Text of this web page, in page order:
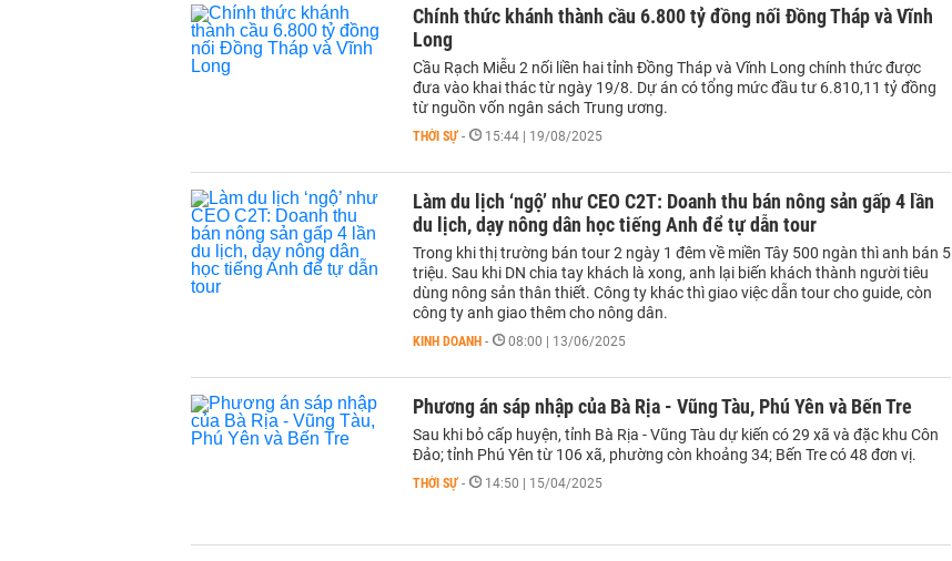
Chính thức khánh thành cầu 6.800 tỷ đồng nối Đồng Tháp và Vĩnh
Long
Cầu Rạch Miễu 2 nối liền hai tỉnh Đồng Tháp và Vĩnh Long chính thức được
đưa vào khai thác từ ngày 19/8. Dự án có tổng mức đầu tư 6.810,11 tỷ đồng
từ nguồn vốn ngân sách Trung ương.
THỜI SỰ - 15:44 | 19/08/2025
Làm du lịch ‘ngộ’ như CEO C2T: Doanh thu bán nông sản gấp 4 lần
du lịch, dạy nông dân học tiếng Anh để tự dẫn tour
Trong khi thị trường bán tour 2 ngày 1 đêm về miền Tây 500 ngàn thì anh bán 5
triệu. Sau khi DN chia tay khách là xong, anh lại biến khách thành người tiêu
dùng nông sản thân thiết. Công ty khác thì giao việc dẫn tour cho guide, còn
công ty anh giao thêm cho nông dân.
KINH DOANH - 08:00 | 13/06/2025
Phương án sáp nhập của Bà Rịa - Vũng Tàu, Phú Yên và Bến Tre
Sau khi bỏ cấp huyện, tỉnh Bà Rịa - Vũng Tàu dự kiến có 29 xã và đặc khu Côn
Đảo; tỉnh Phú Yên từ 106 xã, phường còn khoảng 34; Bến Tre có 48 đơn vị.
THỜI SỰ - 14:50 | 15/04/2025